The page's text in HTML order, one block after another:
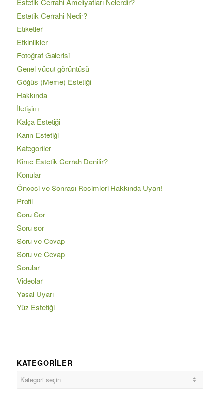
Estetik Cerrahi Ameliyatları Nelerdir?
Estetik Cerrahi Nedir?
Etiketler
Etkinlikler
Fotoğraf Galerisi
Genel vücut görüntüsü
Göğüs (Meme) Estetiği
Hakkında
İletişim
Kalça Estetiği
Karın Estetiği
Kategoriler
Kime Estetik Cerrah Denilir?
Konular
Öncesi ve Sonrası Resimleri Hakkında Uyarı!
Profil
Soru Sor
Soru sor
Soru ve Cevap
Soru ve Cevap
Sorular
Videolar
Yasal Uyarı
Yüz Estetiği
KATEGORILER